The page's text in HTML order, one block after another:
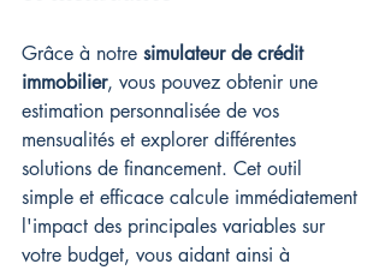
Grâce à notre simulateur de crédit
immobilier, vous pouvez obtenir une
estimation personnalisée de vos
mensualités et explorer différentes
solutions de financement. Cet outil
simple et efficace calcule immédiatement
l'impact des principales variables sur
votre budget, vous aidant ainsi à